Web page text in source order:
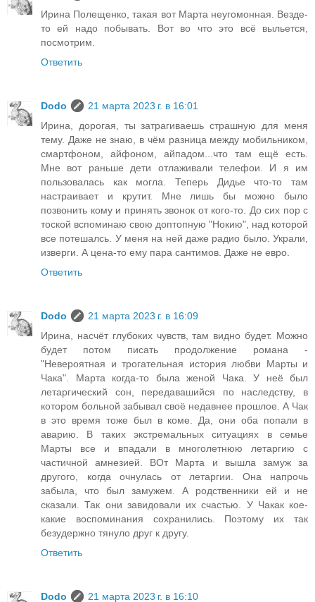
Ирина Полещенко, такая вот Марта неугомонная. Везде-
то ей надо побывать. Вот во что это всё выльется,
посмотрим.
Ответить
Dodo
21 марта 2023 г. в 16:01
Ирина, дорогая, ты затрагиваешь страшную для меня
тему. Даже не знаю, в чём разница между мобильником,
смартфоном, айфоном, айпадом...что там ещё есть.
Мне вот раньше дети отлаживали телефои. И я им
пользовалась как могла. Теперь Дидье что-то там
настраивает и крутит. Мне лишь бы можно было
позвонить кому и принять звонок от кого-то. До сих пор с
тоской вспоминаю свою доптопную "Нокию", над которой
все потешалсь. У меня на ней даже радио было. Украли,
изверги. А цена-то ему пара сантимов. Даже не евро.
Ответить
Dodo
21 марта 2023 г. в 16:09
Ирина, насчёт глубоких чувств, там видно будет. Можно
будет потом писать продолжение романа -
"Невероятная и трогательная история любви Марты и
Чака". Марта когда-то была женой Чака. У неё был
летаргический сон, передавашийся по наследству, в
котором больной забывал своё недавнее прошлое. А Чак
в это время тоже был в коме. Да, они оба попали в
аварию. В таких экстремальных ситуациях в семье
Марты все и впадали в многолетнюю летаргию с
частичной амнезией. ВОт Марта и вышла замуж за
другого, когда очнулась от летаргии. Она напрочь
забыла, что был замужем. А родственники ей и не
сказали. Так они завидовали их счастью. У Чакак кое-
какие воспоминания сохранились. Поэтому их так
безудержно тянуло друг к другу.
Ответить
Dodo
21 марта 2023 г. в 16:10